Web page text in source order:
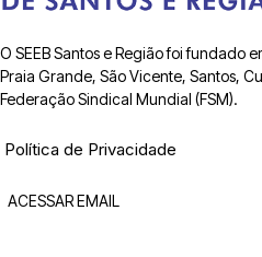
O SEEB Santos e Região foi fundado
Praia Grande, São Vicente, Santos,
Federação Sindical Mundial (FSM).
Política de Privacidade
ACESSAR EMAIL